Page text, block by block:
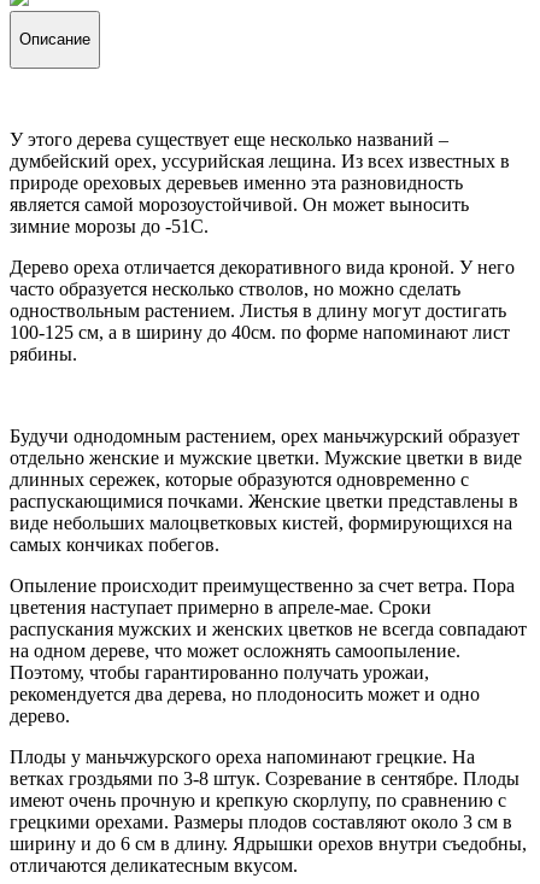
Описание
У этого дерева существует еще несколько названий –
думбейский орех, уссурийская лещина. Из всех известных в
природе ореховых деревьев именно эта разновидность
является самой морозоустойчивой. Он может выносить
зимние морозы до -51С.
Дерево ореха отличается декоративного вида кроной. У него
часто образуется несколько стволов, но можно сделать
одноствольным растением. Листья в длину могут достигать
100-125 см, а в ширину до 40см. по форме напоминают лист
рябины.
Будучи однодомным растением, орех маньчжурский образует
отдельно женские и мужские цветки. Мужские цветки в виде
длинных сережек, которые образуются одновременно с
распускающимися почками. Женские цветки представлены в
виде небольших малоцветковых кистей, формирующихся на
самых кончиках побегов.
Опыление происходит преимущественно за счет ветра. Пора
цветения наступает примерно в апреле-мае. Сроки
распускания мужских и женских цветков не всегда совпадают
на одном дереве, что может осложнять самоопыление.
Поэтому, чтобы гарантированно получать урожаи,
рекомендуется два дерева, но плодоносить может и одно
дерево.
Плоды у маньчжурского ореха напоминают грецкие. На
ветках гроздьями по 3-8 штук. Созревание в сентябре. Плоды
имеют очень прочную и крепкую скорлупу, по сравнению с
грецкими орехами. Размеры плодов составляют около 3 см в
ширину и до 6 см в длину. Ядрышки орехов внутри съедобны,
отличаются деликатесным вкусом.